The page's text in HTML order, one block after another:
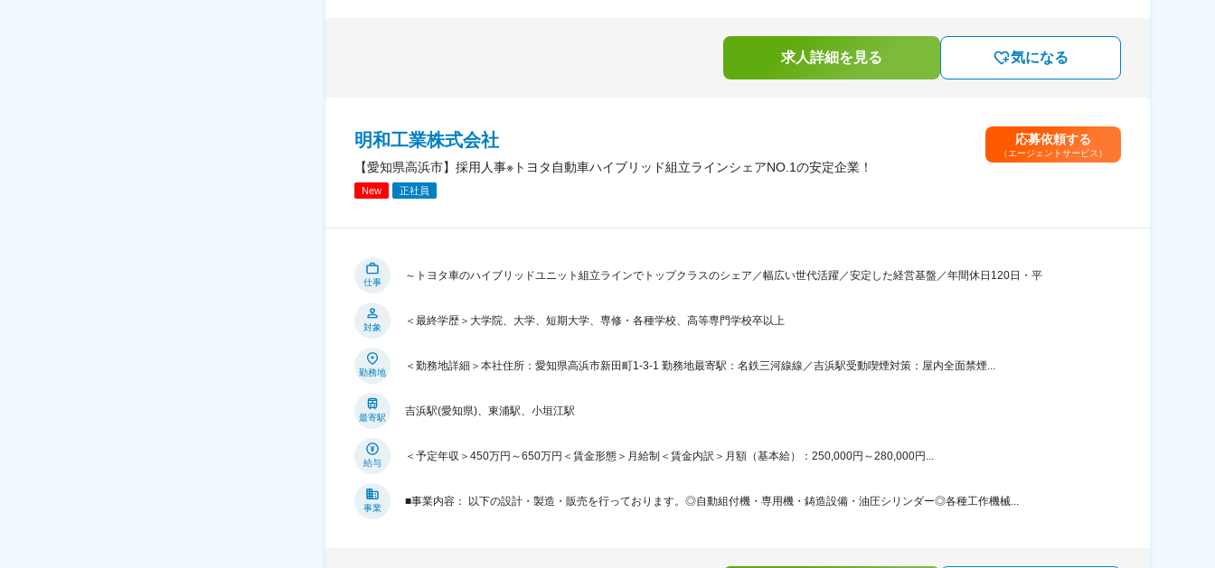
求人詳細を見る 気になる
明和工業株式会社
【愛知県高浜市】採用人事※トヨタ自動車ハイブリッド組立ラインシェアNO.1の安定企業！
New 正社員
応募依頼する
（エージェントサービス）
仕事
～トヨタ車のハイブリッドユニット組立ラインでトップクラスのシェア／幅広い世代活躍／安定した経営基盤／年間休日120日・平
対象
＜最終学歴＞大学院、大学、短期大学、専修・各種学校、高等専門学校卒以上
勤務地
＜勤務地詳細＞本社住所：愛知県高浜市新田町1-3-1 勤務地最寄駅：名鉄三河線線／吉浜駅受動喫煙対策：屋内全面禁煙...
最寄駅
吉浜駅(愛知県)、東浦駅、小垣江駅
給与
＜予定年収＞450万円～650万円＜賃金形態＞月給制＜賃金内訳＞月額（基本給）：250,000円～280,000円...
事業
■事業内容： 以下の設計・製造・販売を行っております。◎自動組付機・専用機・鋳造設備・油圧シリンダー◎各種工作機械...